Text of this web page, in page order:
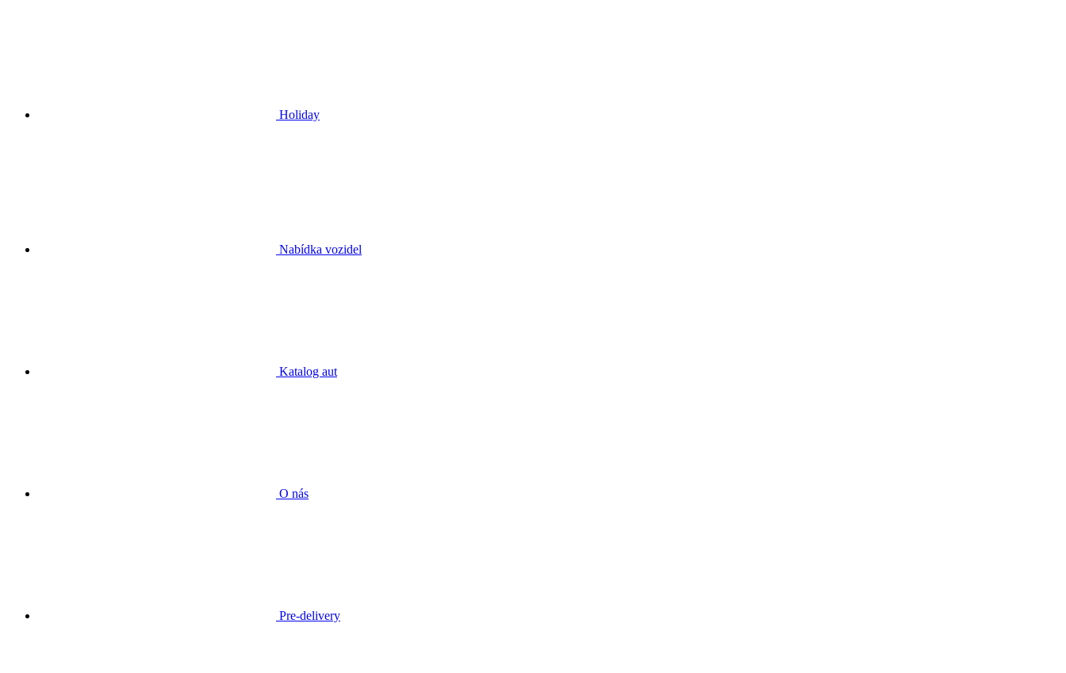
Holiday
Nabídka vozidel
Katalog aut
O nás
Pre-delivery